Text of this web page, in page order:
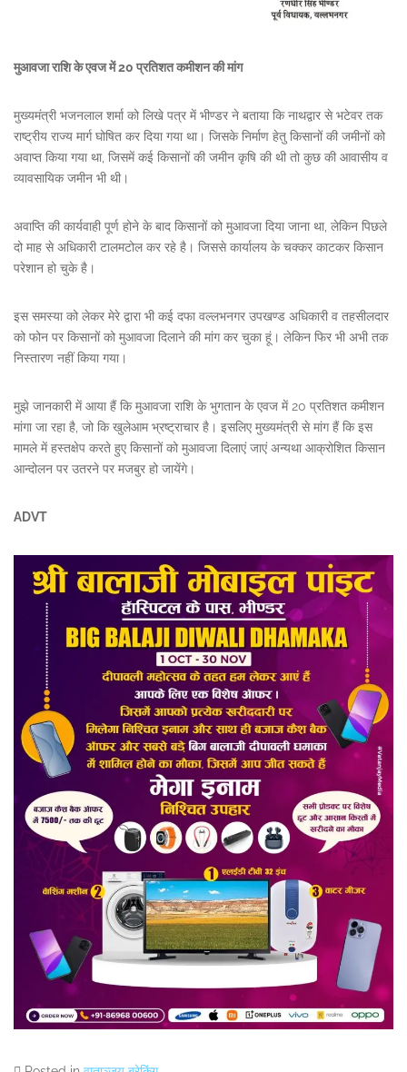
मुआवजा राशि के एवज में 20 प्रतिशत कमीशन की मांग
मुख्यमंत्री भजनलाल शर्मा को लिखे पत्र में भीण्डर ने बताया कि नाथद्वार से भटेवर तक
राष्ट्रीय राज्य मार्ग घोषित कर दिया गया था। जिसके निर्माण हेतु किसानों की जमीनों को
अवाप्त किया गया था, जिसमें कई किसानों की जमीन कृषि की थी तो कुछ की आवासीय व
व्यावसायिक जमीन भी थी।
अवाप्ति की कार्यवाही पूर्ण होने के बाद किसानों को मुआवजा दिया जाना था, लेकिन पिछले
दो माह से अधिकारी टालमटोल कर रहे है। जिससे कार्यालय के चक्कर काटकर किसान
परेशान हो चुके है।
इस समस्या को लेकर मेरे द्वारा भी कई दफा वल्लभनगर उपखण्ड अधिकारी व तहसीलदार
को फोन पर किसानों को मुआवजा दिलाने की मांग कर चुका हूं। लेकिन फिर भी अभी तक
निस्तारण नहीं किया गया।
मुझे जानकारी में आया हैं कि मुआवजा राशि के भुगतान के एवज में 20 प्रतिशत कमीशन
मांगा जा रहा है, जो कि खुलेआम भ्रष्ट्राचार है। इसलिए मुख्यमंत्री से मांग हैं कि इस
मामले में हस्तक्षेप करते हुए किसानों को मुआवजा दिलाएं जाएं अन्यथा आक्रोशित किसान
आन्दोलन पर उतरने पर मजबुर हो जायेंगे।
ADVT